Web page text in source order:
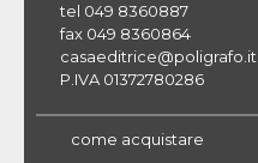
tel 049 8360887
fax 049 8360864
casaeditrice@poligrafo.it
P.IVA 01372780286
come acquistare